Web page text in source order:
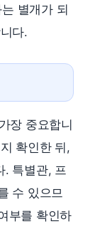
별개가 되
다.
장 중요합니
확인한 뒤,
. 특별관, 프
수 있으므
부를 확인하